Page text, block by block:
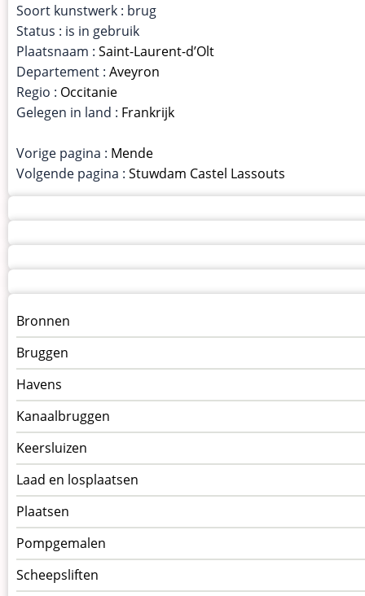
Soort kunstwerk : brug
Status : is in gebruik
Plaatsnaam : Saint-Laurent-d’Olt
Departement : Aveyron
Regio : Occitanie
Gelegen in land : Frankrijk
Vorige pagina : Mende
Volgende pagina : Stuwdam Castel Lassouts
Menu
kunstwerken
op
kunstwerkpagina
Bronnen
Bruggen
Havens
Kanaalbruggen
Keersluizen
Laad en losplaatsen
Plaatsen
Pompgemalen
Scheepsliften